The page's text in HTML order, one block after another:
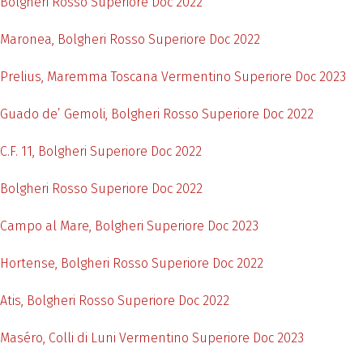
Maronea, Bolgheri Rosso Superiore Doc 2022
Prelius, Maremma Toscana Vermentino Superiore Doc 2023
Guado de’ Gemoli, Bolgheri Rosso Superiore Doc 2022
C.F. 11, Bolgheri Superiore Doc 2022
Bolgheri Rosso Superiore Doc 2022
Campo al Mare, Bolgheri Superiore Doc 2023
Hortense, Bolgheri Rosso Superiore Doc 2022
Atis, Bolgheri Rosso Superiore Doc 2022
Maséro, Colli di Luni Vermentino Superiore Doc 2023